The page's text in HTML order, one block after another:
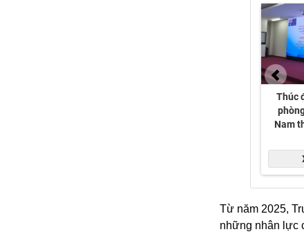
Từ năm 2025,
những nhân lực